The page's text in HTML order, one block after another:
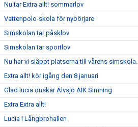
Nu tar Extra allt! sommarlov
Vattenpolo-skola för nybörjare
Simskolan tar påsklov
Simskolan tar sportlov
Nu har vi släppt platserna till vårens simskola.
Extra allt! kör igång den 8 januari
Glad lucia önskar Älvsjö AIK Simning
Extra Extra allt!
Lucia i Långbrohallen